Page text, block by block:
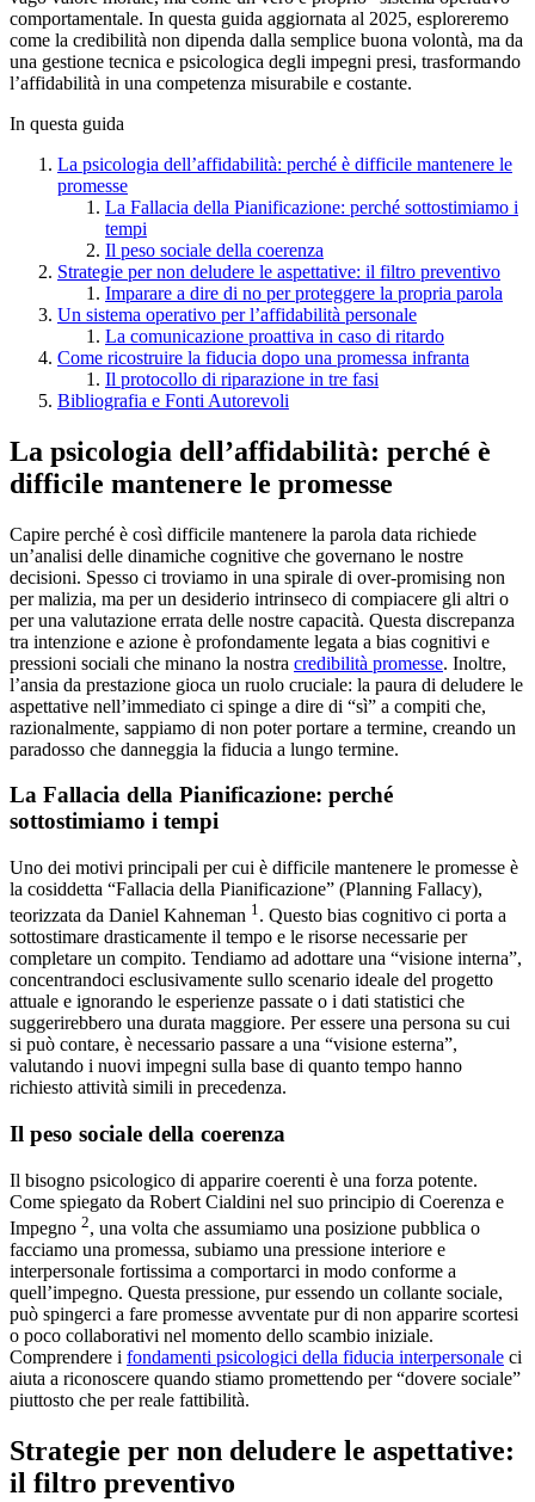
comportamentale. In questa guida aggiornata al 2025, esploreremo
come la credibilità non dipenda dalla semplice buona volontà, ma da
una gestione tecnica e psicologica degli impegni presi, trasformando
l’affidabilità in una competenza misurabile e costante.
In questa guida
La psicologia dell’affidabilità: perché è difficile mantenere le
promesse
La Fallacia della Pianificazione: perché sottostimiamo i
tempi
Il peso sociale della coerenza
Strategie per non deludere le aspettative: il filtro preventivo
Imparare a dire di no per proteggere la propria parola
Un sistema operativo per l’affidabilità personale
La comunicazione proattiva in caso di ritardo
Come ricostruire la fiducia dopo una promessa infranta
Il protocollo di riparazione in tre fasi
Bibliografia e Fonti Autorevoli
La psicologia dell’affidabilità: perché è
difficile mantenere le promesse
Capire perché è così difficile mantenere la parola data richiede
un’analisi delle dinamiche cognitive che governano le nostre
decisioni. Spesso ci troviamo in una spirale di over-promising non
per malizia, ma per un desiderio intrinseco di compiacere gli altri o
per una valutazione errata delle nostre capacità. Questa discrepanza
tra intenzione e azione è profondamente legata a bias cognitivi e
pressioni sociali che minano la nostra credibilità promesse. Inoltre,
l’ansia da prestazione gioca un ruolo cruciale: la paura di deludere le
aspettative nell’immediato ci spinge a dire di “sì” a compiti che,
razionalmente, sappiamo di non poter portare a termine, creando un
paradosso che danneggia la fiducia a lungo termine.
La Fallacia della Pianificazione: perché
sottostimiamo i tempi
Uno dei motivi principali per cui è difficile mantenere le promesse è
la cosiddetta “Fallacia della Pianificazione” (Planning Fallacy),
teorizzata da Daniel Kahneman 1. Questo bias cognitivo ci porta a
sottostimare drasticamente il tempo e le risorse necessarie per
completare un compito. Tendiamo ad adottare una “visione interna”,
concentrandoci esclusivamente sullo scenario ideale del progetto
attuale e ignorando le esperienze passate o i dati statistici che
suggerirebbero una durata maggiore. Per essere una persona su cui
si può contare, è necessario passare a una “visione esterna”,
valutando i nuovi impegni sulla base di quanto tempo hanno
richiesto attività simili in precedenza.
Il peso sociale della coerenza
Il bisogno psicologico di apparire coerenti è una forza potente.
Come spiegato da Robert Cialdini nel suo principio di Coerenza e
Impegno 2, una volta che assumiamo una posizione pubblica o
facciamo una promessa, subiamo una pressione interiore e
interpersonale fortissima a comportarci in modo conforme a
quell’impegno. Questa pressione, pur essendo un collante sociale,
può spingerci a fare promesse avventate pur di non apparire scortesi
o poco collaborativi nel momento dello scambio iniziale.
Comprendere i fondamenti psicologici della fiducia interpersonale ci
aiuta a riconoscere quando stiamo promettendo per “dovere sociale”
piuttosto che per reale fattibilità.
Strategie per non deludere le aspettative:
il filtro preventivo